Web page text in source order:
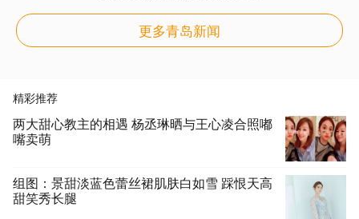
更多青岛新闻
精彩推荐
两大甜心教主的相遇 杨丞琳晒与王心凌合照嘟
嘴卖萌
组图：景甜淡蓝色蕾丝裙肌肤白如雪 踩恨天高
甜笑秀长腿